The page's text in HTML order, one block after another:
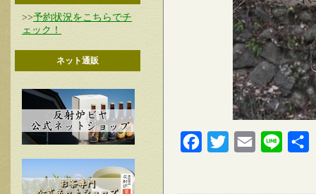
>>予約状況をこちらでチ
ェック！
ネット通販
FacebookTwitter Email Line